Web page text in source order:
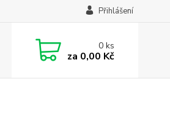
Přihlášení
0ks
za 0,00 Kč